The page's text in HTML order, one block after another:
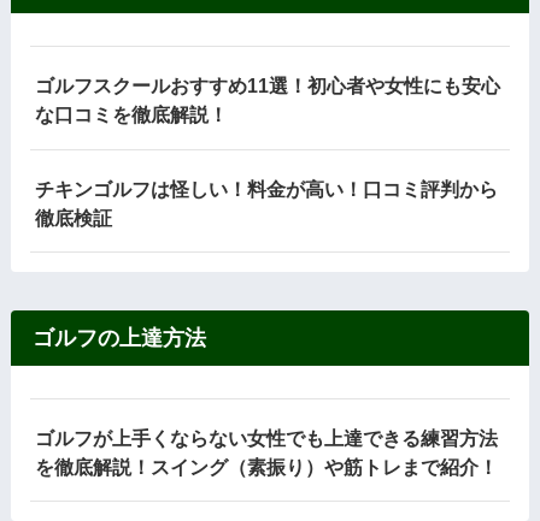
ゴルフスクールおすすめ11選！初心者や女性にも安心
な口コミを徹底解説！
チキンゴルフは怪しい！料金が高い！口コミ評判から
徹底検証
ゴルフの上達方法
ゴルフが上手くならない女性でも上達できる練習方法
を徹底解説！スイング（素振り）や筋トレまで紹介！